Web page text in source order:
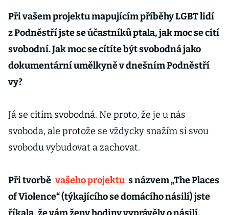
Při vašem projektu mapujícím příběhy LGBT lidí
z Podněstří jste se účastníků ptala, jak moc se cítí
svobodní. Jak moc se cítíte být svobodná jako
dokumentární umělkyně v dnešním Podněstří
vy?
Já se cítím svobodná. Ne proto, že je u nás
svoboda, ale protože se vždycky snažím si svou
svobodu vybudovat a zachovat.
Při tvorbě vašeho projektu s názvem „The Places
of Violence“ (týkajícího se domácího násilí) jste